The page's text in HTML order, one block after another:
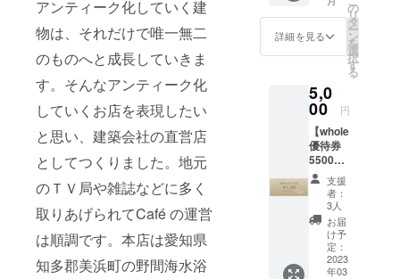
アンティーク化していく建
物は、それだけで唯一無二
のものへと成長していきま
す。そんなアンティーク化
していくお店を表現したい
と思い、建築会社の直営店
としてつくりました。地元
のＴＶ局や雑誌などに多く
取りあげられてCafé の運営
は順調です。本店は愛知県
知多郡美浜町の野間海水浴
消費期
限:製造
から10
(北海道
産)、牛
乳・卵
(愛知県
常滑
産)、小
麦粉・
砂糖(国
産) アレ
ルギー
品目:小
麦粉、
牛乳、
イエマ
ウンテ
ンで栽
培され
ている
りもこ
だわり
にこだ
わった
コー
ヒー豆
を、挽
いてす
ぐに真
空パッ
クに閉
じ込め
てお届
け！
詳細を見る
の
リ
タ
ー
ン
を
選
択
す
る
5,0
00 円
【whole
優待券
5500円
分】
whole愛
知野間
本店と
whole東
京吉祥
寺店に
てご使
支援
者：
3人
お届
け予
定：
2023
年03